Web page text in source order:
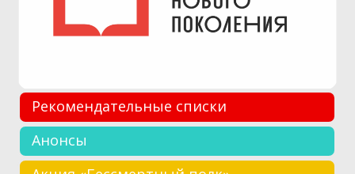
Рекомендательные списки
Анонсы